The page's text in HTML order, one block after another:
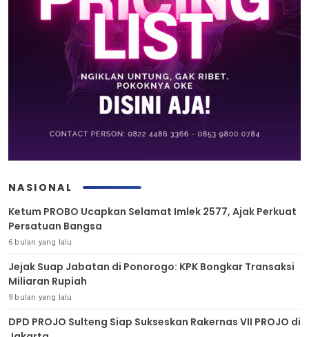
NASIONAL
Ketum PROBO Ucapkan Selamat Imlek 2577, Ajak Perkuat
Persatuan Bangsa
6 bulan yang lalu
Jejak Suap Jabatan di Ponorogo: KPK Bongkar Transaksi
Miliaran Rupiah
9 bulan yang lalu
DPD PROJO Sulteng Siap Sukseskan Rakernas VII PROJO di